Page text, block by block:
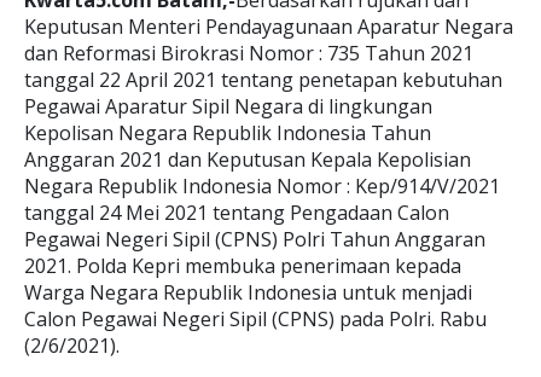
Keputusan Menteri Pendayagunaan Aparatur Negara
dan Reformasi Birokrasi Nomor : 735 Tahun 2021
tanggal 22 April 2021 tentang penetapan kebutuhan
Pegawai Aparatur Sipil Negara di lingkungan
Kepolisan Negara Republik Indonesia Tahun
Anggaran 2021 dan Keputusan Kepala Kepolisian
Negara Republik Indonesia Nomor : Kep/914/V/2021
tanggal 24 Mei 2021 tentang Pengadaan Calon
Pegawai Negeri Sipil (CPNS) Polri Tahun Anggaran
2021. Polda Kepri membuka penerimaan kepada
Warga Negara Republik Indonesia untuk menjadi
Calon Pegawai Negeri Sipil (CPNS) pada Polri. Rabu
(2/6/2021).